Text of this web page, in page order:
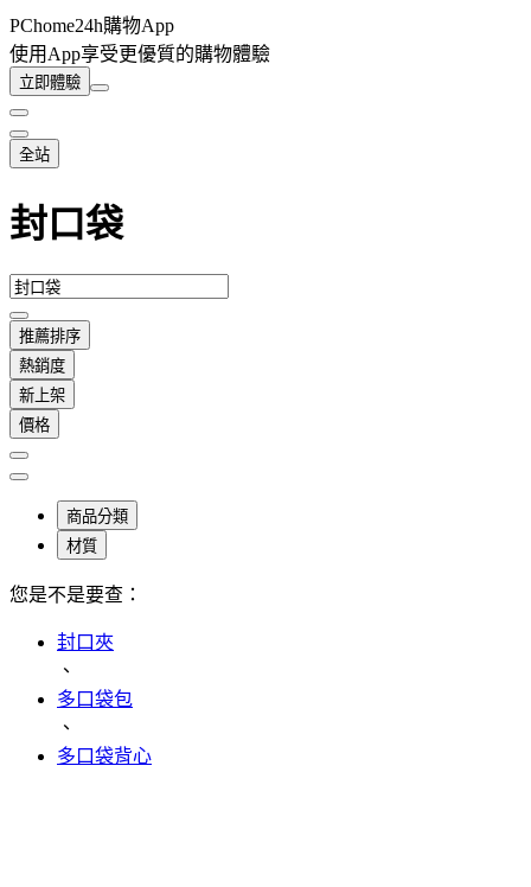
PChome24h購物App
使用App享受更優質的購物體驗
立即體驗
全站
封口袋
推薦排序
熱銷度
新上架
價格
商品分類
材質
您是不是要查：
封口夾
、
多口袋包
、
多口袋背心